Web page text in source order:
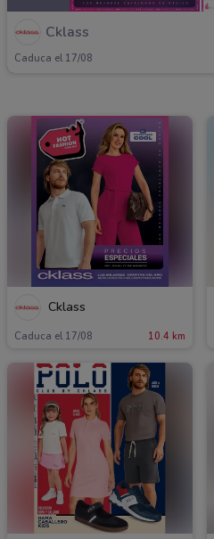
Cklass
Caduca el 17/08
Cklass
Caduca el 17/08 10.4 km